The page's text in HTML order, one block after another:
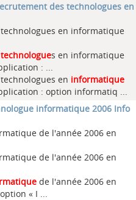
des technologues en
en informatique
technologues en informatique
: ...
en informatique
: option informatiq ...
informatique 2006 Info
de l'année 2006 en
de l'année 2006 en
de l'année 2006 en
« I ...